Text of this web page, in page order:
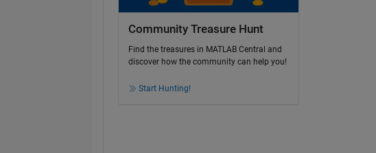
Community Treasure Hunt
Find the treasures in MATLAB Central and
discover how the community can help you!
Start Hunting!